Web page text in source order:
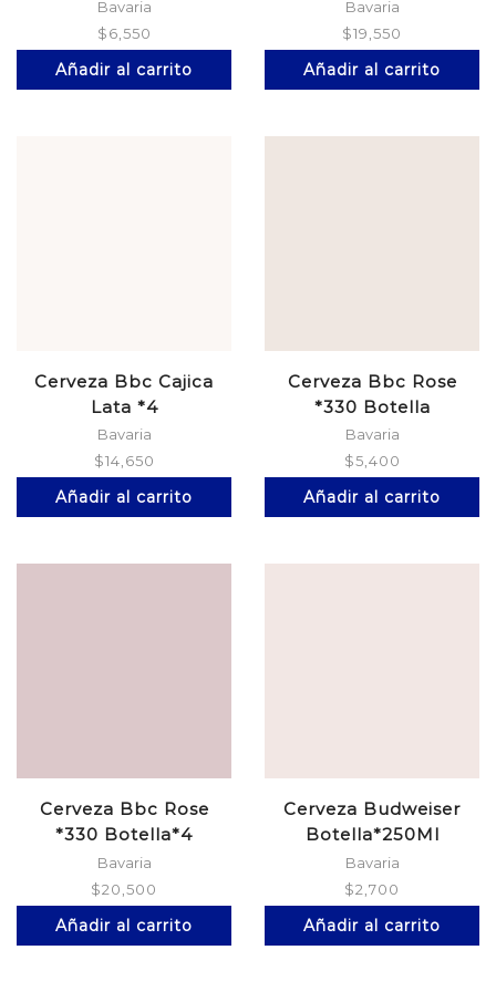
Bavaria
$6,550
Añadir al carrito
Bavaria
$19,550
Añadir al carrito
Cerveza Bbc Cajica
Lata *4
Bavaria
$14,650
Añadir al carrito
Cerveza Bbc Rose
*330 Botella
Bavaria
$5,400
Añadir al carrito
Cerveza Bbc Rose
*330 Botella*4
Bavaria
$20,500
Añadir al carrito
Cerveza Budweiser
Botella*250Ml
Bavaria
$2,700
Añadir al carrito